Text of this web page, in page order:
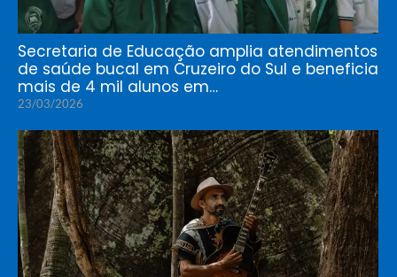
Secretaria de Educação amplia atendimentos
de saúde bucal em Cruzeiro do Sul e beneficia
mais de 4 mil alunos em…
23/03/2026